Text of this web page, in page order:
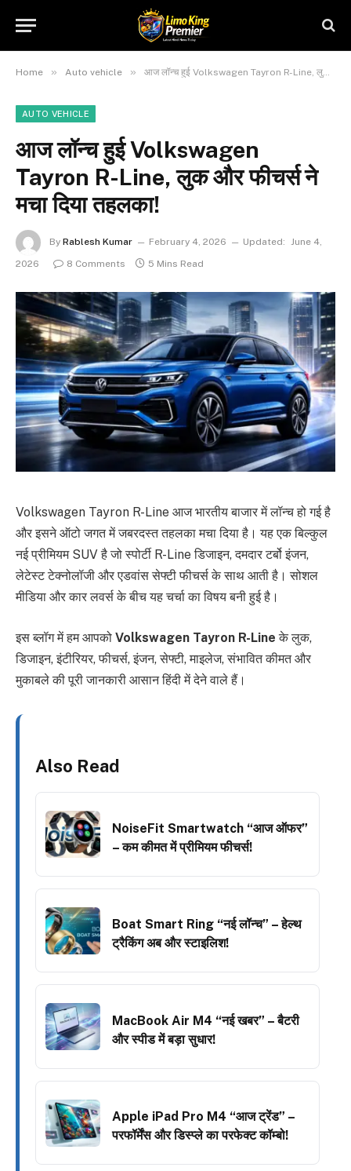
Home » Auto vehicle » आज लॉन्च हुई Volkswagen Tayron R-Line, लुक और फीचर्स ने मचा दिया तहलका!
AUTO VEHICLE
आज लॉन्च हुई Volkswagen
Tayron R-Line, लुक और फीचर्स ने
मचा दिया तहलका!
By Rablesh Kumar February 4, 2026 Updated: June 4,
2026
8 Comments 5 Mins Read
Volkswagen Tayron R-Line आज भारतीय बाजार में लॉन्च हो गई है
और इसने ऑटो जगत में जबरदस्त तहलका मचा दिया है। यह एक बिल्कुल
नई प्रीमियम SUV है जो स्पोर्टी R-Line डिजाइन, दमदार टर्बो इंजन,
लेटेस्ट टेक्नोलॉजी और एडवांस सेफ्टी फीचर्स के साथ आती है। सोशल
मीडिया और कार लवर्स के बीच यह चर्चा का विषय बनी हुई है।
इस ब्लॉग में हम आपको Volkswagen Tayron R-Line के लुक,
डिजाइन, इंटीरियर, फीचर्स, इंजन, सेफ्टी, माइलेज, संभावित कीमत और
मुकाबले की पूरी जानकारी आसान हिंदी में देने वाले हैं।
Also Read
NoiseFit Smartwatch “आज ऑफर”
– कम कीमत में प्रीमियम फीचर्स!
Boat Smart Ring “नई लॉन्च” – हेल्थ
ट्रैकिंग अब और स्टाइलिश!
MacBook Air M4 “नई खबर” – बैटरी
और स्पीड में बड़ा सुधार!
Apple iPad Pro M4 “आज ट्रेंड” –
परफॉर्मेंस और डिस्प्ले का परफेक्ट कॉम्बो!